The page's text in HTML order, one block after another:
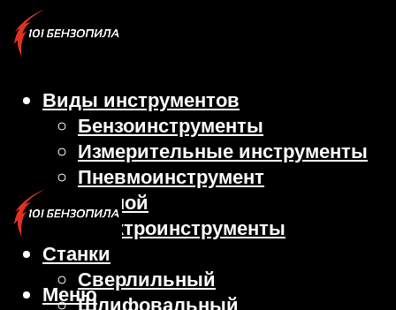
Виды инструментов
Бензоинструменты
Измерительные инструменты
Пневмоинструмент
Ручной
Электроинструменты
Станки
Сверлильный
Шлифовальный
Меню